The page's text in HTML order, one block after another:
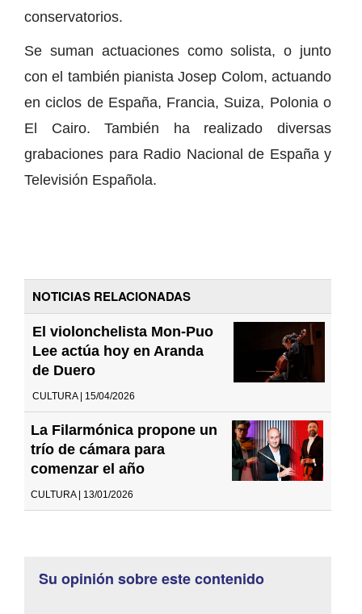
conservatorios.
Se suman actuaciones como solista, o junto
con el también pianista Josep Colom, actuando
en ciclos de España, Francia, Suiza, Polonia o
El Cairo. También ha realizado diversas
grabaciones para Radio Nacional de España y
Televisión Española.
NOTICIAS RELACIONADAS
El violonchelista Mon-Puo
Lee actúa hoy en Aranda
de Duero
CULTURA | 15/04/2026
La Filarmónica propone un
trío de cámara para
comenzar el año
CULTURA | 13/01/2026
Su opinión sobre este contenido